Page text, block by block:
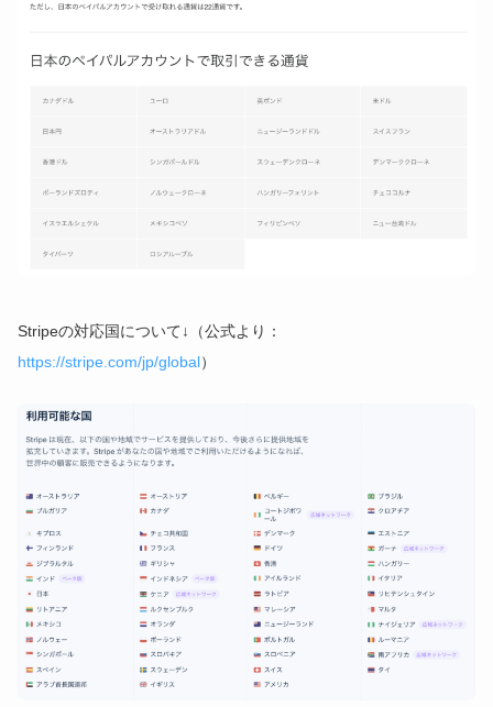
Stripeの対応国について↓（公式より：
https://stripe.com/jp/global）